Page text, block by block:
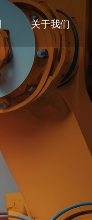
关于我们